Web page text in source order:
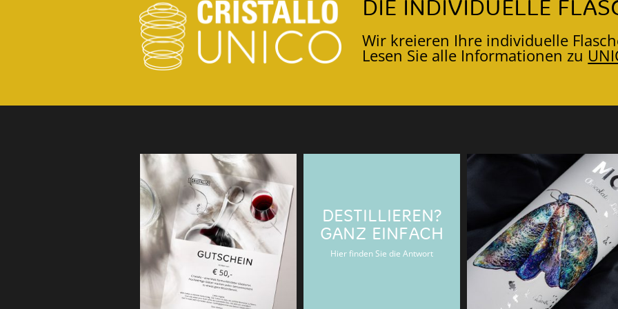
DIE INDIVIDUELLE
Wir kreieren Ihre individuelle
Lesen Sie alle Informationen zu
NEU: GUTSCHEINE
Verschenken Sie Gläserglück mit
Cristallo-Gutscheinen.
DESTILLIEREN?
GANZ EINFACH
Hier finden Sie die Antwort